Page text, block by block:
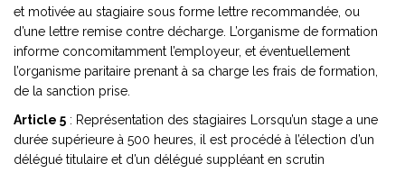
et motivée au stagiaire sous forme lettre recommandée, ou
d’une lettre remise contre décharge. L’organisme de formation
informe concomitamment l’employeur, et éventuellement
l’organisme paritaire prenant à sa charge les frais de formation,
de la sanction prise.
Article 5 : Représentation des stagiaires Lorsqu’un stage a une
durée supérieure à 500 heures, il est procédé à l’élection d’un
délégué titulaire et d’un délégué suppléant en scrutin